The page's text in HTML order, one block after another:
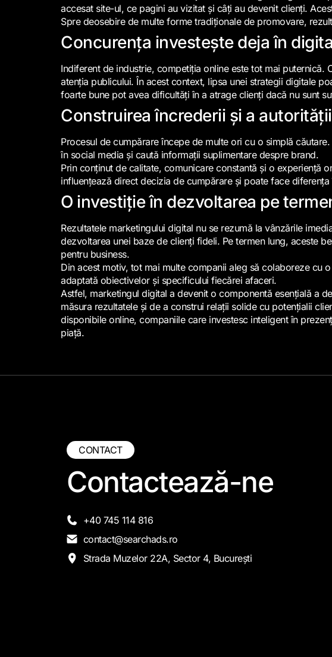
accesat site-ul, ce pagini au vizitat și câți au devenit clienți.
Spre deosebire de multe forme tradiționale de promovare,
Concurența investește deja în
Indiferent de industrie, competiția online este tot mai
atenția publicului. În acest context, lipsa unei strategii digitale
foarte bune pot avea dificultăți în a atrage clienți dacă nu sunt
Construirea încrederii și a autorității
Procesul de cumpărare începe de multe ori cu o simplă
în social media și caută informații suplimentare despre brand.
Prin conținut de calitate, comunicare constantă și o experiență
influențează direct decizia de cumpărare și poate face
O investiție în dezvoltarea pe
Rezultatele marketingului digital nu se rezumă la vânzările
dezvoltarea unei baze de clienți fideli. Pe termen lung, aceste
pentru business.
Din acest motiv, tot mai multe companii aleg să colaboreze cu o
adaptată obiectivelor și specificului fiecărei afaceri.
Astfel, marketingul digital a devenit o componentă esențială a
măsura rezultatele și de a construi relații solide cu potențialii
disponibile online, companiile care investesc inteligent în
piață.
CONTACT
Contactează-ne
+40 745 114 816
contact@searchads.ro
Strada Muzelor 22A, Sector 4, București